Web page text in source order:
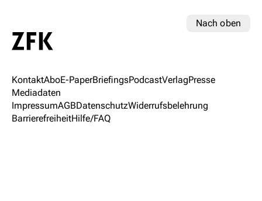
Nach oben
KontaktAboE-PaperBriefingsPodcastVerlagPresse
Mediadaten
ImpressumAGBDatenschutzWiderrufsbelehrung
BarrierefreiheitHilfe/FAQ